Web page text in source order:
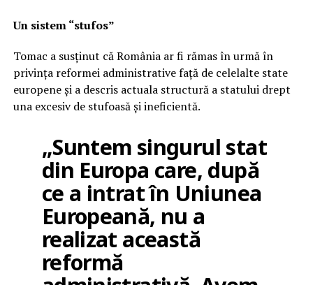
Un sistem “stufos”
Tomac a susținut că România ar fi rămas în urmă în
privința reformei administrative față de celelalte state
europene și a descris actuala structură a statului drept
una excesiv de stufoasă și ineficientă.
„Suntem singurul stat
din Europa care, după
ce a intrat în Uniunea
Europeană, nu a
realizat această
reformă